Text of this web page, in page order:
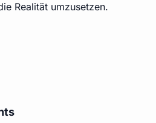
Realität umzusetzen.